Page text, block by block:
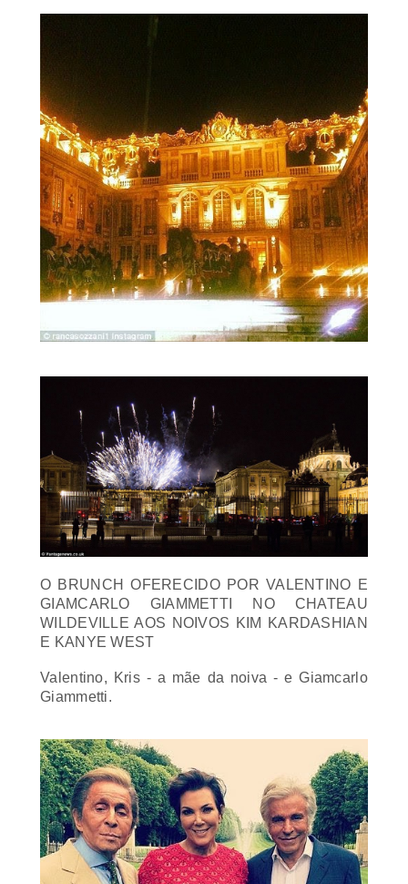
O BRUNCH OFERECIDO POR VALENTINO E
GIAMCARLO GIAMMETTI NO CHATEAU
WILDEVILLE AOS NOIVOS KIM KARDASHIAN
E KANYE WEST
Valentino, Kris - a mãe da noiva - e Giamcarlo
Giammetti.